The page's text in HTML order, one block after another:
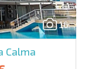
16
Calma